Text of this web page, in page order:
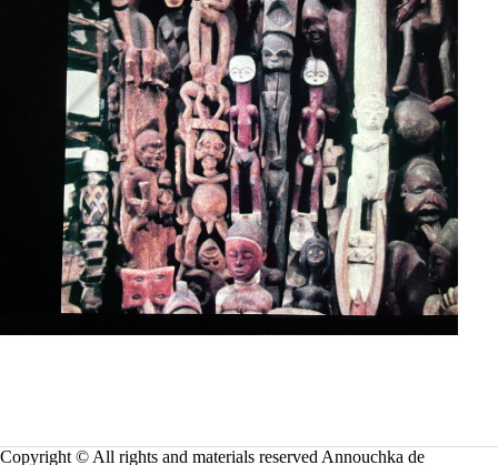
Copyright © All rights and materials reserved Annouchka de